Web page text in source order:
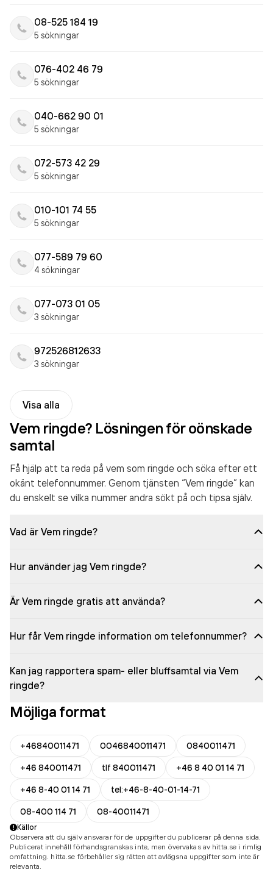
08-525 184 19
5 sökningar
076-402 46 79
5 sökningar
040-662 90 01
5 sökningar
072-573 42 29
5 sökningar
010-101 74 55
5 sökningar
077-589 79 60
4 sökningar
077-073 01 05
3 sökningar
972526812633
3 sökningar
Visa alla
Vem ringde? Lösningen för oönskade
samtal
Få hjälp att ta reda på vem som ringde och söka efter ett
okänt telefonnummer. Genom tjänsten “Vem ringde” kan
du enskelt se vilka nummer andra sökt på och tipsa själv.
Vad är Vem ringde?
Hur använder jag Vem ringde?
Är Vem ringde gratis att använda?
Hur får Vem ringde information om telefonnummer?
Kan jag rapportera spam- eller bluffsamtal via Vem
ringde?
Möjliga format
+46840011471 0046840011471
0840011471
+46 840011471
tlf 840011471
+46 8 40 01 14 71
+46 8-40 01 14 71
tel:+46-8-40-01-14-71
08-400 114 71
08-40011471
Källor
Observera att du själv ansvarar för de uppgifter du publicerar på denna sida.
Publicerat innehåll förhandsgranskas inte, men övervakas av hitta.se i rimlig
omfattning. hitta.se förbehåller sig rätten att avlägsna uppgifter som inte är
relevanta.